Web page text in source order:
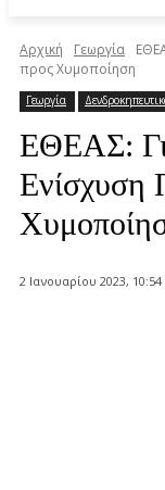
Αρχική Γεωργία
προς Χυμοποίηση
Γεωργία
ΕΘΕΑΣ:
Ενίσχυση
2 Ιανουαρίου 2023, 10:54